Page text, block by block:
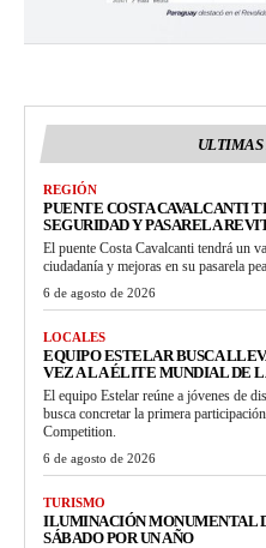
ULTIMAS
REGIÓN
PUENTE COSTA CAVALCANTI
SEGURIDAD Y PASARELA
El puente Costa Cavalcanti tendrá un
ciudadanía y mejoras en su pasarela
6 de agosto de 2026
LOCALES
EQUIPO ESTELAR BUSCA
VEZ A LA ÉLITE MUNDIAL DE
El equipo Estelar reúne a jóvenes de
busca concretar la primera
Competition.
6 de agosto de 2026
TURISMO
ILUMINACIÓN MONUMENTAL
SÁBADO POR UN AÑO